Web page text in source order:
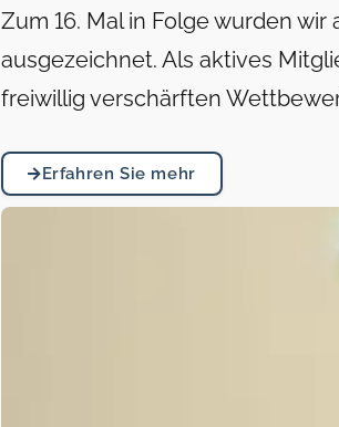
Zum 16. Mal in Folge wurden
ausgezeichnet. Als aktives
freiwillig verschärften
Erfahren Sie mehr